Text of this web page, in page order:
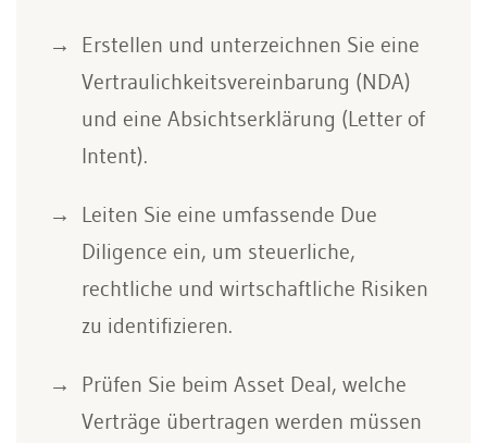
Erstellen und unterzeichnen Sie eine
Vertraulichkeitsvereinbarung (NDA)
und eine Absichtserklärung (Letter of
Intent).
Leiten Sie eine umfassende Due
Diligence ein, um steuerliche,
rechtliche und wirtschaftliche Risiken
zu identifizieren.
Prüfen Sie beim Asset Deal, welche
Verträge übertragen werden müssen